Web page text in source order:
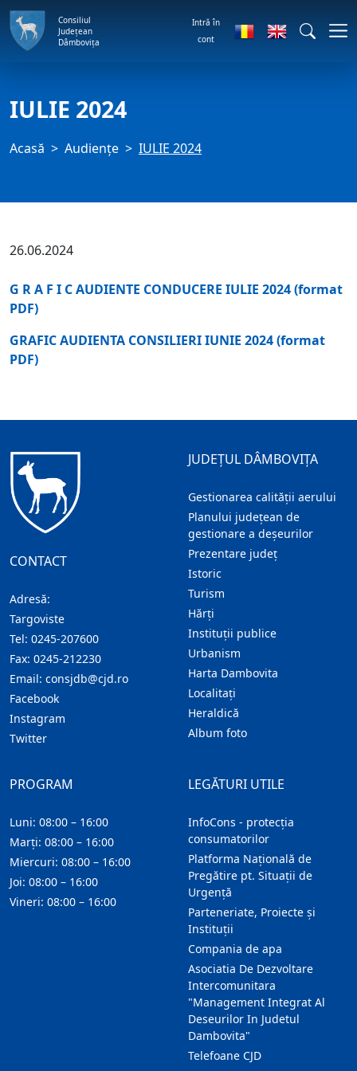
Consiliul
Județean
Dâmbovița
Intră în
cont
IULIE 2024
Acasă Audienţe IULIE 2024
26.06.2024
G R A F I C AUDIENTE CONDUCERE IULIE 2024 (format
PDF)
GRAFIC AUDIENTA CONSILIERIIUNIE 2024 (format
PDF)
CONTACT
Adresă:
Targoviste
Tel: 0245-207600
Fax: 0245-212230
Email: consjdb@cjd.ro
Facebook
Instagram
Twitter
JUDEȚUL DÂMBOVIȚA
Gestionarea calității aerului
Planului județean de
gestionare a deșeurilor
Prezentare judeţ
Istoric
Turism
Hărţi
Instituţii publice
Urbanism
Harta Dambovita
Localitaţi
Heraldică
Album foto
LEGĂTURI UTILE
InfoCons - protecția
consumatorilor
Platforma Națională de
Pregătire pt. Situații de
Urgență
Parteneriate, Proiecte și
Instituții
Compania de apa
Asociatia De Dezvoltare
Intercomunitara
"Management Integrat Al
Deseurilor In Judetul
Dambovita"
Telefoane CJD
PROGRAM
Luni: 08:00 – 16:00
Marți: 08:00 – 16:00
Miercuri: 08:00 – 16:00
Joi: 08:00 – 16:00
Vineri: 08:00 – 16:00